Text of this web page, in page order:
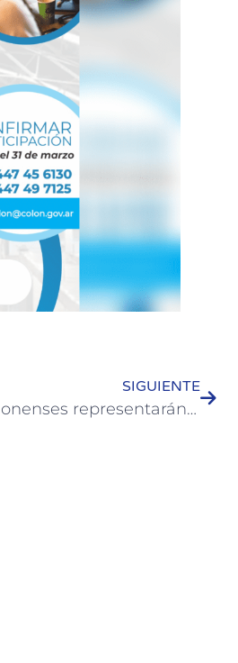
SIGUIENTE
Boxeadores colonenses representarán a nuestra Ciudad en Río Negro